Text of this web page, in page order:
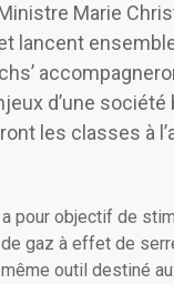
Marie
lancent
d’une
les classes à
a pour objectif de
gaz à effet de
outil destiné